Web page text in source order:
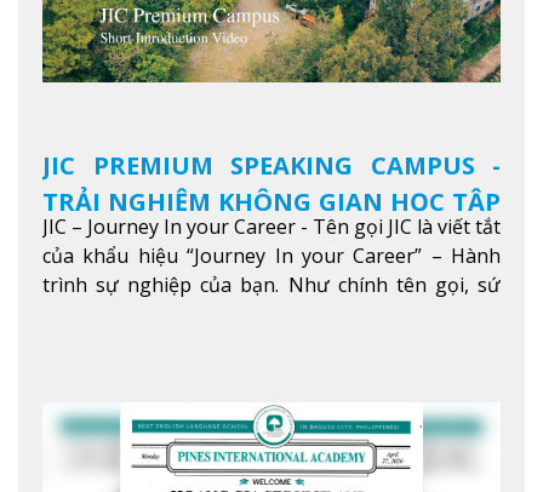
JIC PREMIUM SPEAKING CAMPUS -
TRẢI NGHIỆM KHÔNG GIAN HỌC TẬP
5 SAO TẠI BAGUIO
JIC – Journey In your Career - Tên gọi JIC là viết tắt
của khẩu hiệu “Journey In your Career” – Hành
trình sự nghiệp của bạn. Như chính tên gọi, sứ